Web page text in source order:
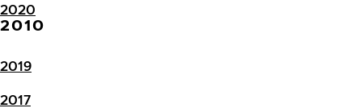
2020
2010
2019
2017